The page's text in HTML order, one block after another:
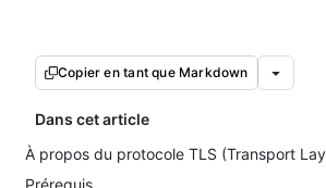
Copier en tant que Markdown
Dans cet article
À propos du protocole TLS (Transport
Prérequis